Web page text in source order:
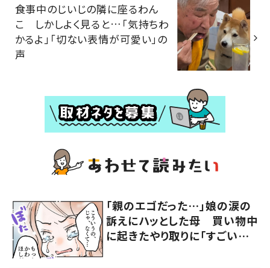
食事中のじいじの隣に座るわん
こ しかしよく見ると…「気持ちわ
かるよ」「切ない表情が可愛い」の
声
「親のエゴだった…」娘の涙の
訴えにハッとした母 買い物中
に起きたやり取りに「すごい分